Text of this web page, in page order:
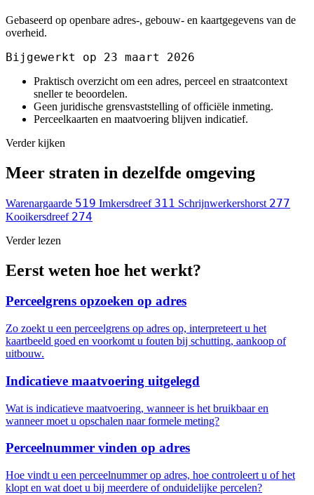
Gebaseerd op openbare adres-, gebouw- en kaartgegevens van de
overheid.
Bijgewerkt op 23 maart 2026
Praktisch overzicht om een adres, perceel en straatcontext
sneller te beoordelen.
Geen juridische grensvaststelling of officiële inmeting.
Perceelkaarten en maatvoering blijven indicatief.
Verder kijken
Meer straten in dezelfde omgeving
Warenargaarde 519 Imkersdreef 311 Schrijnwerkershorst 277
Kooikersdreef 274
Verder lezen
Eerst weten hoe het werkt?
Perceelgrens opzoeken op adres
Zo zoekt u een perceelgrens op adres op, interpreteert u het
kaartbeeld goed en voorkomt u fouten bij schutting, aankoop of
uitbouw.
Indicatieve maatvoering uitgelegd
Wat is indicatieve maatvoering, wanneer is het bruikbaar en
wanneer moet u opschalen naar formele meting?
Perceelnummer vinden op adres
Hoe vindt u een perceelnummer op adres, hoe controleert u of het
klopt en wat doet u bij meerdere of onduidelijke percelen?